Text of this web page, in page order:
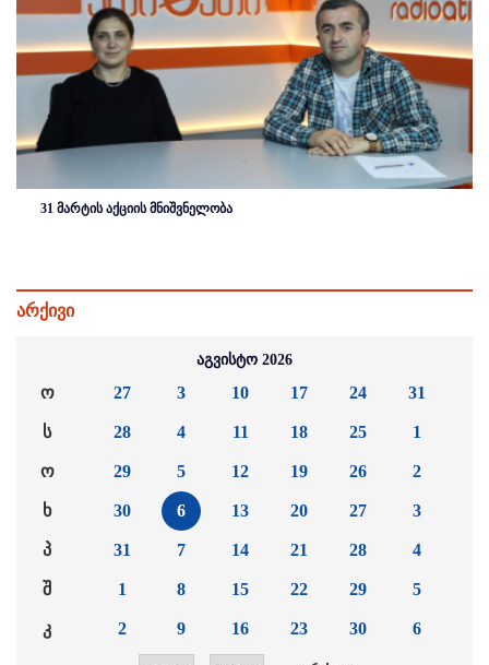
31 მარტის აქციის მნიშვნელობა
არქივი
აგვისტო 2026
ო
ს
ო
ხ
პ
შ
კ
27
28
29
30
31
1
2
3
4
5
6
7
8
9
10
11
12
13
14
15
16
17
18
19
20
21
22
23
24
25
26
27
28
29
30
31
1
2
3
4
5
6